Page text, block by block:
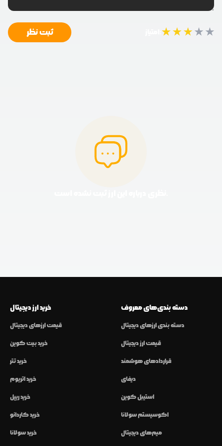
★★★★★ ثبت نظر
خرید ارز دیجیتال
قیمت ارزهای دیجیتال
خرید بیت کوین
خرید تتر
خرید اتریوم
خرید ریپل
خرید کاردانو
خرید سولانا
دسته بندی‌های معروف
دسته بندی ارزهای دیجیتال
قیمت ارز دیجیتال
قراردادهای هوشمند
دیفای
استیبل کوین
اکوسیستم سولانا
میم‌های دیجیتال